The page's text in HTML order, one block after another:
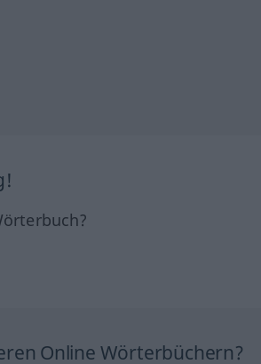
Online Wörterbüchern?